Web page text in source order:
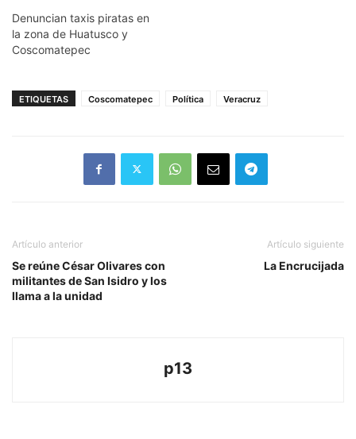
Denuncian taxis piratas en
la zona de Huatusco y
Coscomatepec
ETIQUETAS Coscomatepec Política Veracruz
Artículo anterior
Se reúne César Olivares con
militantes de San Isidro y los
llama a la unidad
Artículo siguiente
La Encrucijada
p13